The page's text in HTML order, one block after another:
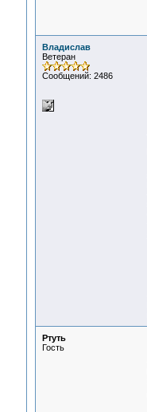
Владислав
Ветеран
Сообщений: 2486
Ртуть
Гость